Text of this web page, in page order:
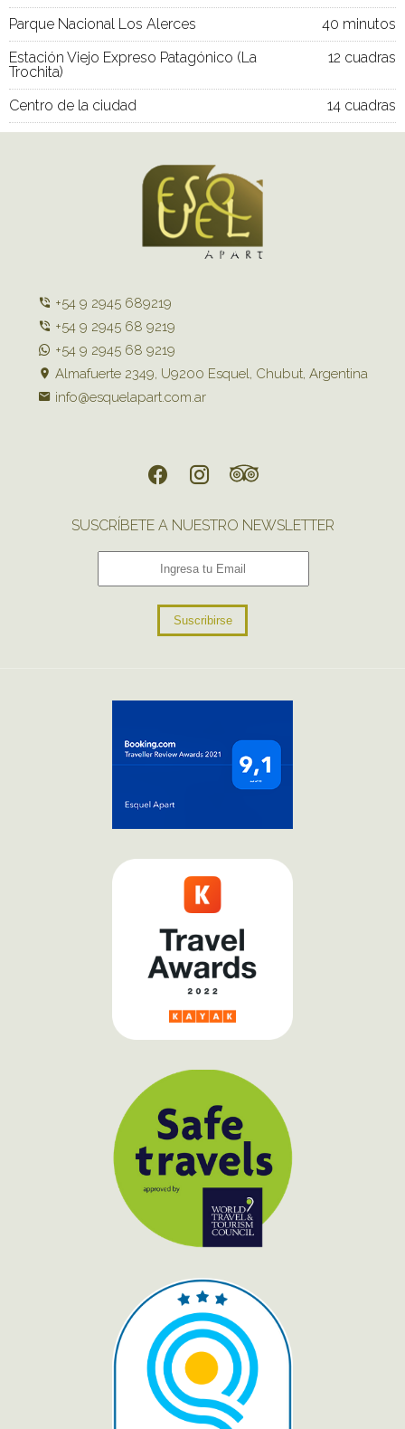
Parque Nacional Los Alerces
40 minutos
Estación Viejo Expreso Patagónico (La
Trochita)
12 cuadras
Centro de la ciudad 14 cuadras
+54 9 2945 689219
+54 9 2945 68 9219
+54 9 2945 68 9219
Almafuerte 2349, U9200 Esquel, Chubut, Argentina
info@esquelapart.com.ar
SUSCRÍBETE A NUESTRO NEWSLETTER
Suscribirse